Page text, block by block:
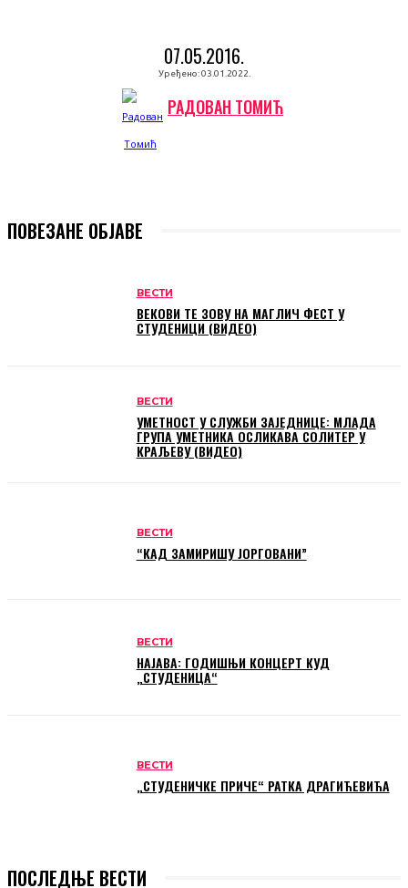
07.05.2016.
Уређено: 03.01.2022.
РАДОВАН ТОМИЋ
ПОВЕЗАНЕ ОБЈАВЕ
ВЕСТИ
ВЕКОВИ ТЕ ЗОВУ НА МАГЛИЧ ФЕСТ У
СТУДЕНИЦИ (ВИДЕО)
ВЕСТИ
УМЕТНОСТ У СЛУЖБИ ЗАЈЕДНИЦЕ: МЛАДА
ГРУПА УМЕТНИКА ОСЛИКАВА СОЛИТЕР У
КРАЉЕВУ (ВИДЕО)
ВЕСТИ
“КАД ЗАМИРИШУ ЈОРГОВАНИ”
ВЕСТИ
НАЈАВА: ГОДИШЊИ КОНЦЕРТ КУД
„СТУДЕНИЦА“
ВЕСТИ
„СТУДЕНИЧКЕ ПРИЧЕ“ РАТКА ДРАГИЋЕВИЋА
ПОСЛЕДЊЕ ВЕСТИ